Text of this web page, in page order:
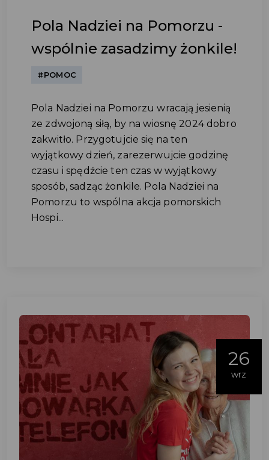
Pola Nadziei na Pomorzu -
wspólnie zasadzimy żonkile!
#POMOC
Pola Nadziei na Pomorzu wracają jesienią
ze zdwojoną siłą, by na wiosnę 2024 dobro
zakwitło. Przygotujcie się na ten
wyjątkowy dzień, zarezerwujcie godzinę
czasu i spędźcie ten czas w wyjątkowy
sposób, sadząc żonkile. Pola Nadziei na
Pomorzu to wspólna akcja pomorskich
Hospi...
26
wrz